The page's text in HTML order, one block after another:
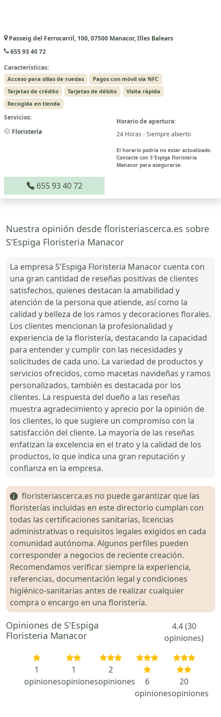
Passeig del Ferrocarril, 100, 07500 Manacor, Illes Balears
655 93 40 72
Características:
Acceso para sillas de ruedas
Pagos con móvil vía NFC
Tarjetas de crédito
Tarjetas de débito
Visita rápida
Recogida en tienda
Servicios:
Floristería
Horario de apertura:
24 Horas - Siempre abierto
El horario podría no estar actualizado.
Contacte con S'Espiga Floristeria
Manacor para asegurarse.
655 93 40 72
Nuestra opinión desde floristeriascerca.es sobre
S'Espiga Floristeria Manacor
La empresa S'Espiga Floristeria Manacor cuenta con
una gran cantidad de reseñas positivas de clientes
satisfechos, quienes destacan la amabilidad y
atención de la persona que atiende, así como la
calidad y belleza de los ramos y decoraciones florales.
Los clientes mencionan la profesionalidad y
experiencia de la floristería, destacando la capacidad
para entender y cumplir con las necesidades y
solicitudes de cada uno. La variedad de productos y
servicios ofrecidos, como macetas navideñas y ramos
personalizados, también es destacada por los
clientes. La respuesta del dueño a las reseñas
muestra agradecimiento y aprecio por la opinión de
los clientes, lo que sugiere un compromiso con la
satisfacción del cliente. La mayoría de las reseñas
enfatizan la excelencia en el trato y la calidad de los
productos, lo que indica una gran reputación y
confianza en la empresa.
floristeriascerca.es no puede garantizar que las
floristerías incluidas en este directorio cumplan con
todas las certificaciones sanitarias, licencias
administrativas o requisitos legales exigidos en cada
comunidad autónoma. Algunos perfiles pueden
corresponder a negocios de reciente creación.
Recomendamos verificar siempre la experiencia,
referencias, documentación legal y condiciones
higiénico-sanitarias antes de realizar cualquier
compra o encargo en una floristería.
Opiniones de S'Espiga
Floristeria Manacor
4.4 (30
opiniones)
1
opiniones
1
opiniones
2
opiniones
6
opiniones
20
opiniones